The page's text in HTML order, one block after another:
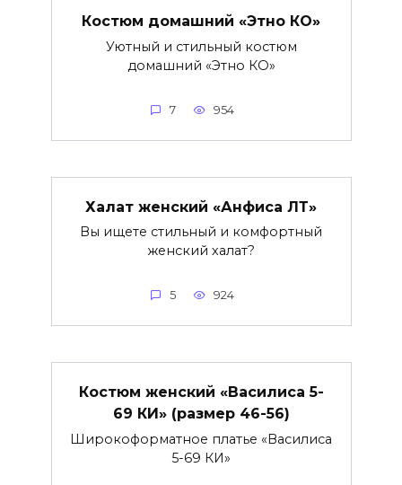
Костюм домашний «Этно КО»
Уютный и стильный костюм
домашний «Этно КО»
7 954
Халат женский «Анфиса ЛТ»
Вы ищете стильный и комфортный
женский халат?
5 924
Костюм женский «Василиса 5-
69 КИ» (размер 46-56)
Широкоформатное платье «Василиса
5-69 КИ»